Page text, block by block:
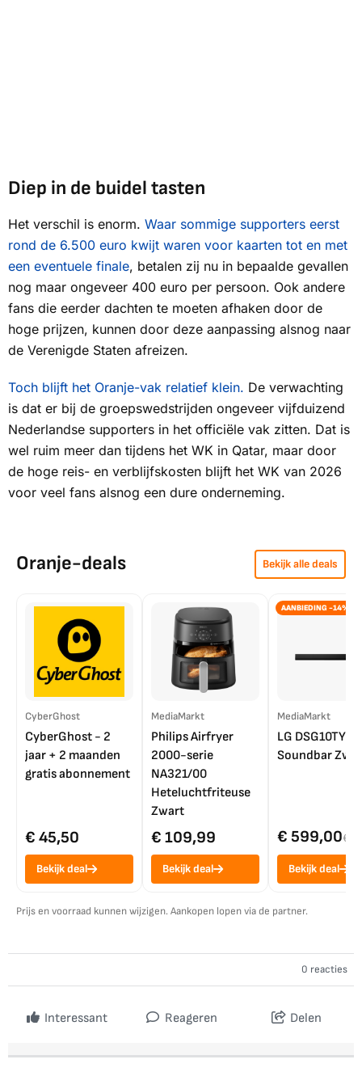
Diep in de buidel tasten
Het verschil is enorm. Waar sommige supporters eerst
rond de 6.500 euro kwijt waren voor kaarten tot en met
een eventuele finale, betalen zij nu in bepaalde gevallen
nog maar ongeveer 400 euro per persoon. Ook andere
fans die eerder dachten te moeten afhaken door de
hoge prijzen, kunnen door deze aanpassing alsnog naar
de Verenigde Staten afreizen.
Toch blijft het Oranje-vak relatief klein. De verwachting
is dat er bij de groepswedstrijden ongeveer vijfduizend
Nederlandse supporters in het officiële vak zitten. Dat is
wel ruim meer dan tijdens het WK in Qatar, maar door
de hoge reis- en verblijfskosten blijft het WK van 2026
voor veel fans alsnog een dure onderneming.
Oranje-deals Bekijk alle deals
CyberGhost
CyberGhost - 2
jaar + 2 maanden
gratis abonnement
€ 45,50
Bekijk deal
MediaMarkt
Philips Airfryer
2000-serie
NA321/00
Heteluchtfriteuse
Zwart
€ 109,99
Bekijk deal
AANBIEDING -14%
MediaMarkt
LG DSG10TY
Soundbar
€ 599,00€
Bekijk deal
Prijs en voorraad kunnen wijzigen. Aankopen lopen via de partner.
0 reacties
Interessant Reageren Delen